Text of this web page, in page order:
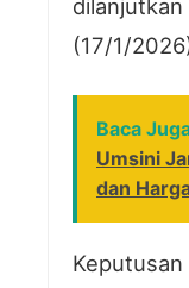
dilanjutkan
(17/1/
Baca
Umsini
dan